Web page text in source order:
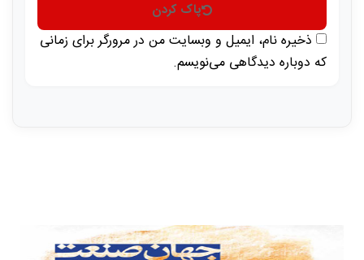
پاک کردن
ذخیره نام، ایمیل و وبسایت من در مرورگر برای زمانی
که دوباره دیدگاهی می‌نویسم.